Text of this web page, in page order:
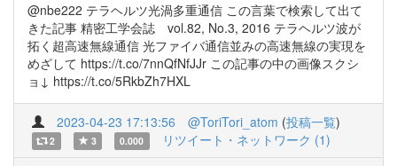
@nbe222 テラヘルツ光渦多重通信 この言葉で検索して出て
きた記事 精密工学会誌 vol.82, No.3, 2016 テラヘルツ波が
拓く超高速無線通信 光ファイバ通信並みの高速無線の実現を
めざして https://t.co/7nnQfNfJJr この記事の中の画像スクシ
ョ↓ https://t.co/5RkbZh7HXL
2023-04-23 17:13:56 @ToriTori_atom (投稿一覧)
2 3 0.000 リツイート・ネットワーク (1)